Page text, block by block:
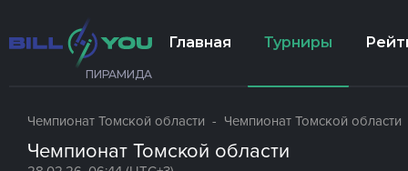
ПИРАМИДА
Главная Турниры
Чемпионат Томской области - Чемпионат Томской области
Чемпионат Томской области